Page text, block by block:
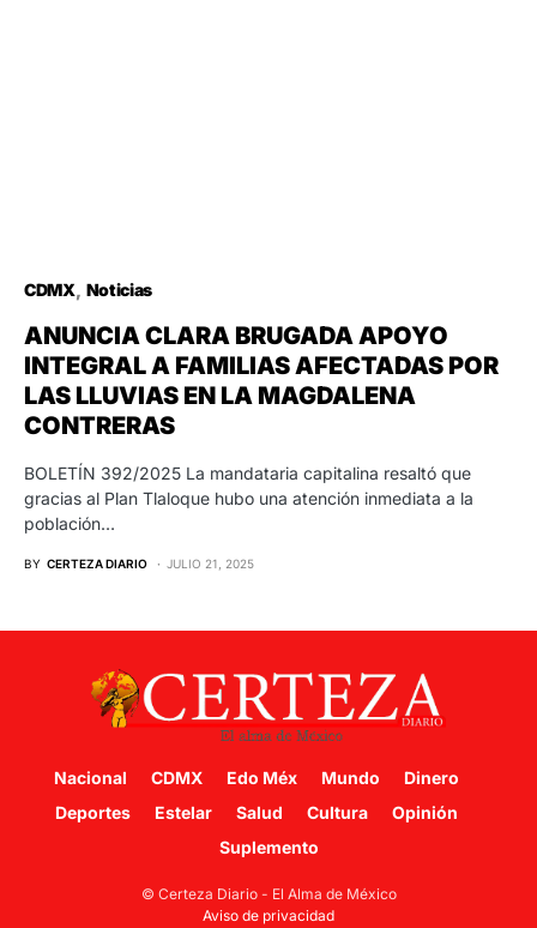
CDMX Noticias
ANUNCIA CLARA BRUGADA APOYO
INTEGRAL A FAMILIAS AFECTADAS POR
LAS LLUVIAS EN LA MAGDALENA
CONTRERAS
BOLETÍN 392/2025 La mandataria capitalina resaltó que
gracias al Plan Tlaloque hubo una atención inmediata a la
población…
BY CERTEZA DIARIO JULIO 21, 2025
Nacional CDMX Edo Méx Mundo
Dinero
Deportes
Estelar Salud Cultura
Opinión
Suplemento
© Certeza Diario - El Alma de México
Aviso de privacidad